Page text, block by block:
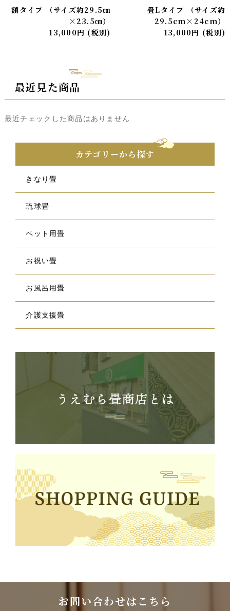
額タイプ （サイズ約29.5㎝
×23.5㎝）
13,000円 (税別)
畳Lタイプ （サイズ約
29.5cm×24cm）
13,000円 (税別)
最近見た商品
最近チェックした商品はありません
カテゴリーから探す
きなり畳
琉球畳
ペット用畳
お祝い畳
お風呂用畳
介護支援畳
お問い合わせはこちら